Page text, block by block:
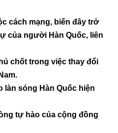
cách mạng, biến đây trở
của người Hàn Quốc, liên
chốt trong việc thay đổi
làn sóng Hàn Quốc hiện
tự hào của cộng đồng